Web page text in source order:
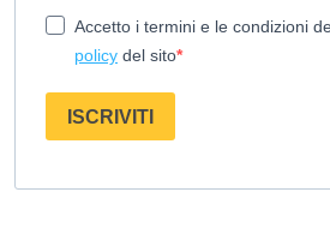
Accetto i termini e le condizioni
policy del sito
ISCRIVITI